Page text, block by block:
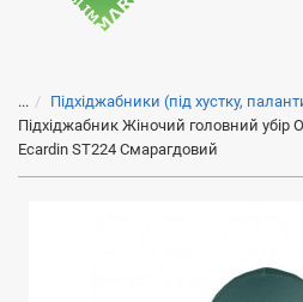
...
Підхіджабники (під хустку,
Підхіджабник Жіночий головний убір
Ecardin ST224 Смарагдовий